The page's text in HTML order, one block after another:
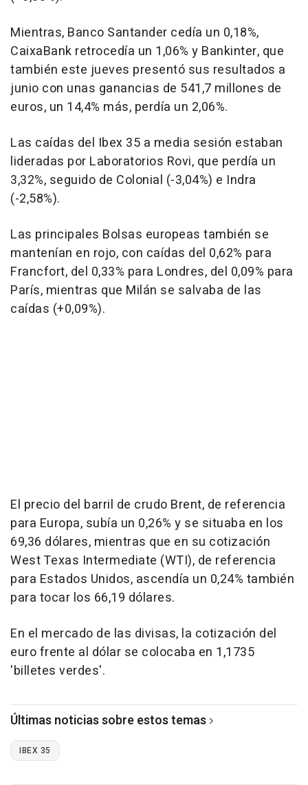
Mientras, Banco Santander cedía un 0,18%,
CaixaBank retrocedía un 1,06% y Bankinter, que
también este jueves presentó sus resultados a
junio con unas ganancias de 541,7 millones de
euros, un 14,4% más, perdía un 2,06%.
Las caídas del Ibex 35 a media sesión estaban
lideradas por Laboratorios Rovi, que perdía un
3,32%, seguido de Colonial (-3,04%) e Indra
(-2,58%).
Las principales Bolsas europeas también se
mantenían en rojo, con caídas del 0,62% para
Francfort, del 0,33% para Londres, del 0,09% para
París, mientras que Milán se salvaba de las
caídas (+0,09%).
El precio del barril de crudo Brent, de referencia
para Europa, subía un 0,26% y se situaba en los
69,36 dólares, mientras que en su cotización
West Texas Intermediate (WTI), de referencia
para Estados Unidos, ascendía un 0,24% también
para tocar los 66,19 dólares.
En el mercado de las divisas, la cotización del
euro frente al dólar se colocaba en 1,1735
'billetes verdes'.
Últimas noticias sobre estos temas
IBEX 35